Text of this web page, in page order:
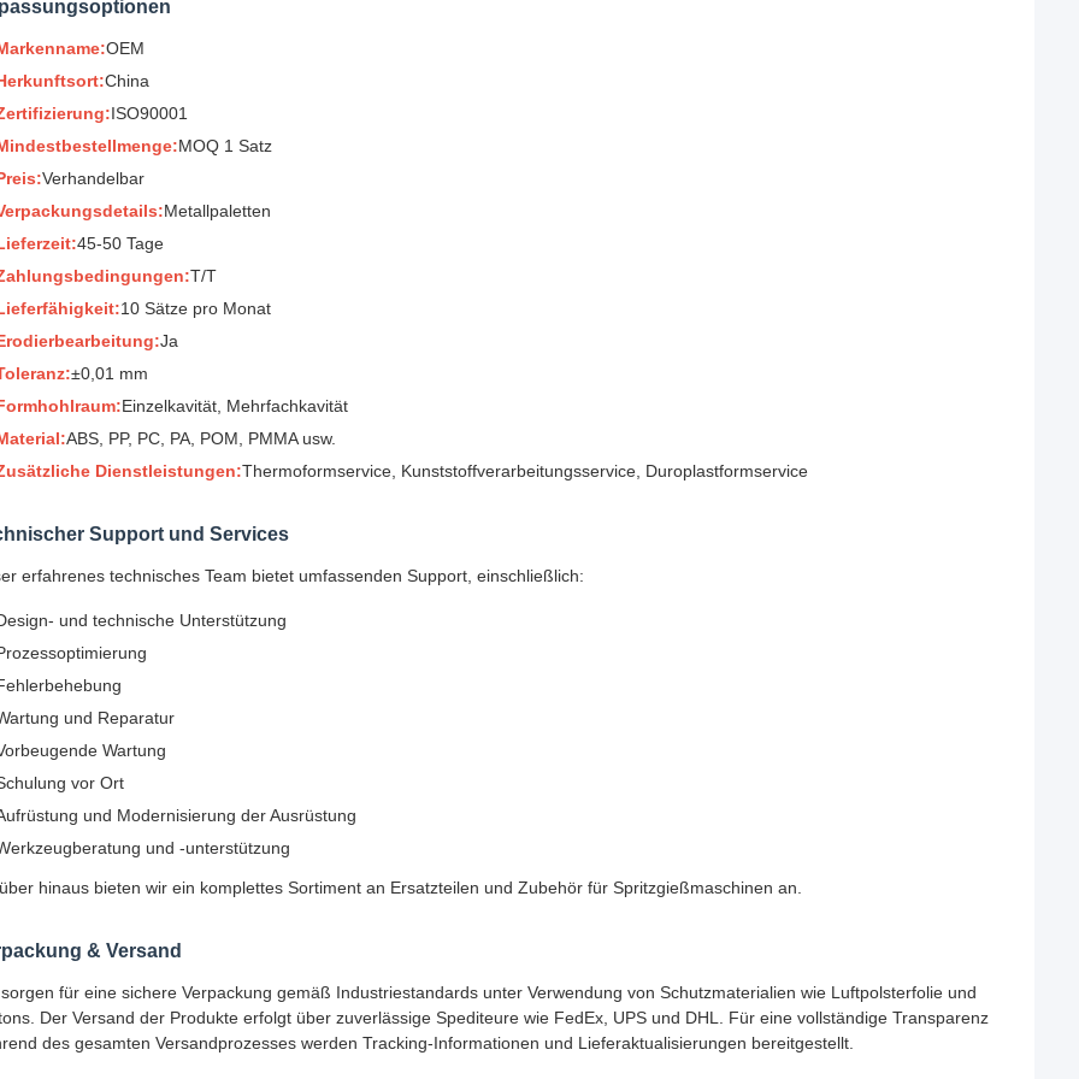
OEM
China
ISO90001
MOQ 1 Satz
Verhandelbar
Metallpaletten
45-50 Tage
T/T
10 Sätze pro Monat
Ja
±0,01 mm
Einzelkavität, Mehrfachkavität
ABS, PP, PC, PA, POM, PMMA usw.
Dienstleistungen:Thermoformservice, Kunststoffverarbeitungsservice, Duroplastformservice
Support und Services
erfahrenes technisches Team bietet umfassenden Support, einschließlich:
und technische Unterstützung
und Reparatur
Wartung
vor Ort
und Modernisierung der Ausrüstung
und -unterstützung
hinaus bieten wir ein komplettes Sortiment an Ersatzteilen und Zubehör für Spritzgießmaschinen an.
& Versand
für eine sichere Verpackung gemäß Industriestandards unter Verwendung von Schutzmaterialien wie Luftpolsterfolie und
Der Versand der Produkte erfolgt über zuverlässige Spediteure wie FedEx, UPS und DHL. Für eine vollständige Transparenz
des gesamten Versandprozesses werden Tracking-Informationen und Lieferaktualisierungen bereitgestellt.